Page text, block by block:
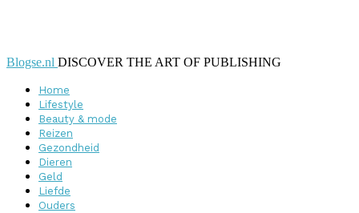
Blogse.nl DISCOVER THE ART OF PUBLISHING
Home
Lifestyle
Beauty & mode
Reizen
Gezondheid
Dieren
Geld
Liefde
Ouders